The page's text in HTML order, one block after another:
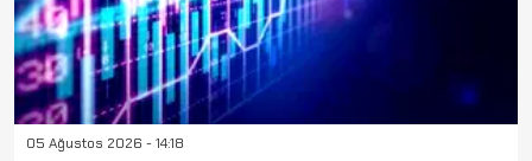
05 Ağustos 2026 - 14:18